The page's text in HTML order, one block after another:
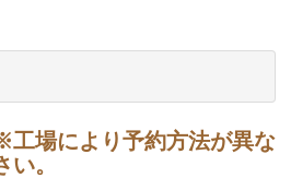
工場により予約方法が異な
。